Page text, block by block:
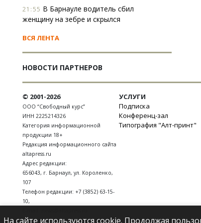
21:55 В Барнауле водитель сбил
женщину на зебре и скрылся
ВСЯ ЛЕНТА
НОВОСТИ ПАРТНЕРОВ
© 2001-2026
ООО “Свободный курс”
ИНН 2225214326
Категория информационной
продукции 18+
Редакция информационного сайта
altapress.ru
Адрес редакции:
656043, г. Барнаул, ул. Короленко,
107
Телефон редакции: +7 (3852) 63-15-
10,
УСЛУГИ
Подписка
Конференц-зал
Типография "Алт-принт"
На сайте используются cookie. Продолжая